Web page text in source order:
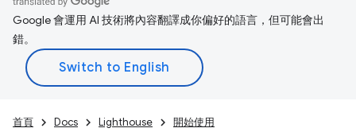
Google 會運用 AI 技術將內容翻譯成你偏好的語言，但可能會出
錯。
首頁 Docs Lighthouse 開始使用